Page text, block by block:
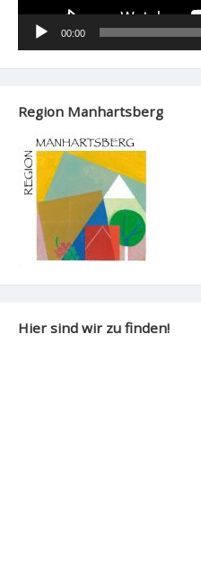
00:00
Region Manhartsberg
Hier sind wir zu finden!